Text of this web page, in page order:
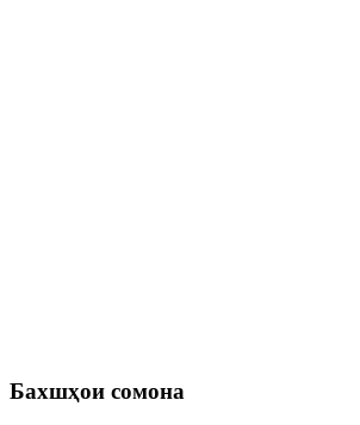
Бахшҳои сомона